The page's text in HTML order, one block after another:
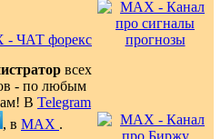
всех
- по любым
В Telegram
, в MAX .